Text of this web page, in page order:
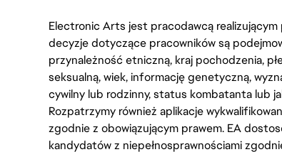
Electronic Arts jest pracodawcą
decyzje dotyczące pracowników są
przynależność etniczną, kraj pochodzenia,
seksualną, wiek, informację genetyczną,
cywilny lub rodzinny, status kombatanta lub
Rozpatrzymy również aplikacje
zgodnie z obowiązującym prawem. EA
kandydatów z niepełnosprawnościami